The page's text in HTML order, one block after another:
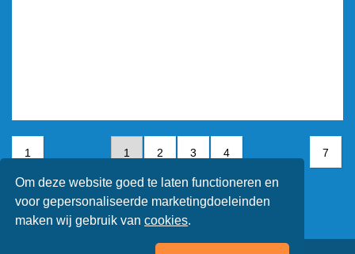
Om deze website goed te laten functioneren en
voor gepersonaliseerde marketingdoeleinden
maken wij gebruik vancookies.
1 1 2 3 4 7